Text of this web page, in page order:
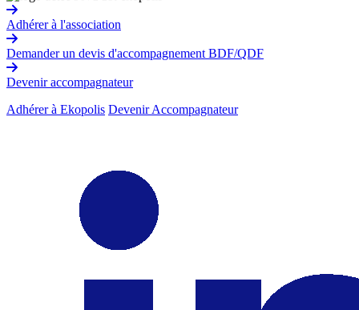
Adhérer à l'association
Demander un devis d'accompagnement BDF/QDF
Devenir accompagnateur
Adhérer à Ekopolis Devenir Accompagnateur